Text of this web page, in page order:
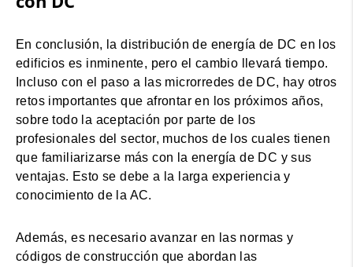
En conclusión, la distribución de energía de DC en los
edificios es inminente, pero el cambio llevará tiempo.
Incluso con el paso a las microrredes de DC, hay otros
retos importantes que afrontar en los próximos años,
sobre todo la aceptación por parte de los
profesionales del sector, muchos de los cuales tienen
que familiarizarse más con la energía de DC y sus
ventajas. Esto se debe a la larga experiencia y
conocimiento de la AC.
Además, es necesario avanzar en las normas y
códigos de construcción que abordan las